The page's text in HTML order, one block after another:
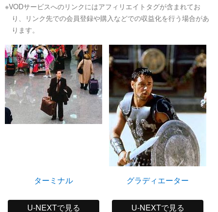
※VODサービスへのリンクにはアフィリエイトタグが含まれてお
り、リンク先での会員登録や購入などでの収益化を行う場合があ
ります。
ターミナル
U-NEXTで見る
グラディエーター
U-NEXTで見る